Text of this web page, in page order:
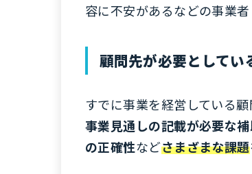
容に不安があるなどの事業
顧問先が必要としてい
すでに事業を経営している顧
事業見通しの記載が必要な
の正確性などさまざまな課題